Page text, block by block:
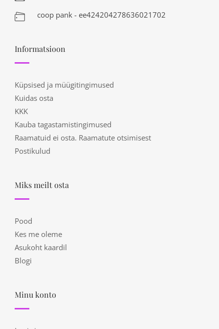
coop pank - ee424204278636021702
Informatsioon
Küpsised ja müügitingimused
Kuidas osta
KKK
Kauba tagastamistingimused
Raamatuid ei osta. Raamatute otsimisest
Postikulud
Miks meilt osta
Pood
Kes me oleme
Asukoht kaardil
Blogi
Minu konto